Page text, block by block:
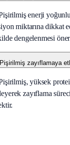
enerji
miktarına dikkat
dengelenmesi
zayıflamaya
yüksek
zayıflama